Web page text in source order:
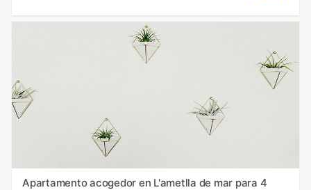
Apartamento acogedor en L'ametlla de mar para 4